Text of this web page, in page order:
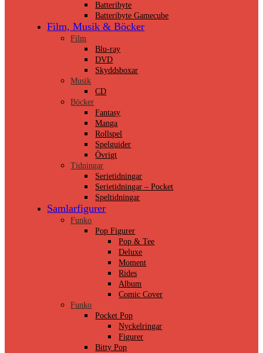
Batteribyte
Batteribyte Gamecube
Film, Musik & Böcker
Film
Blu-ray
DVD
Skyddsboxar
Musik
CD
Böcker
Fantasy
Manga
Rollspel
Spelguider
Övrigt
Tidningar
Serietidningar
Serietidningar – Pocket
Speltidningar
Samlarfigurer
Funko
Pop Figurer
Pop & Tee
Deluxe
Moment
Rides
Album
Comic Cover
Funko
Pocket Pop
Nyckelringar
Figurer
Bitty Pop